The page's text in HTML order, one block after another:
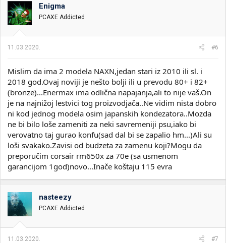
Enigma
PCAXE Addicted
11.03.2020. #6
Mislim da ima 2 modela NAXN,jedan stari iz 2010 ili sl. i
2018 god.Ovaj noviji je nešto bolji ili u prevodu 80+ i 82+
(bronze)...Enermax ima odlična napajanja,ali to nije vaš.On
je na najnižoj lestvici tog proizvodjača..Ne vidim nista dobro
ni kod jednog modela osim japanskih kondezatora..Mozda
ne bi bilo loše zameniti za neki savremeniji psu,iako bi
verovatno taj gurao konfu(sad dal bi se zapalio hm...)Ali su
loši svakako.Zavisi od budzeta za zamenu koji?Mogu da
preporučim corsair rm650x za 70e (sa usmenom
garancijom 1god)novo...Inače koštaju 115 evra
nasteezy
PCAXE Addicted
11.03.2020. #7